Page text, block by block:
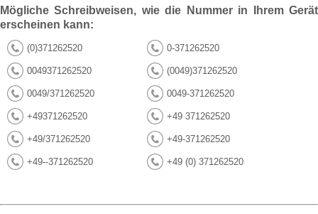
Mögliche Schreibweisen, wie die Nummer in Ihrem Gerät
erscheinen kann:
(0)371262520 0-371262520
0049371262520 (0049)371262520
0049/371262520 0049-371262520
+49371262520 +49 371262520
+49/371262520 +49-371262520
+49--371262520 +49 (0) 371262520